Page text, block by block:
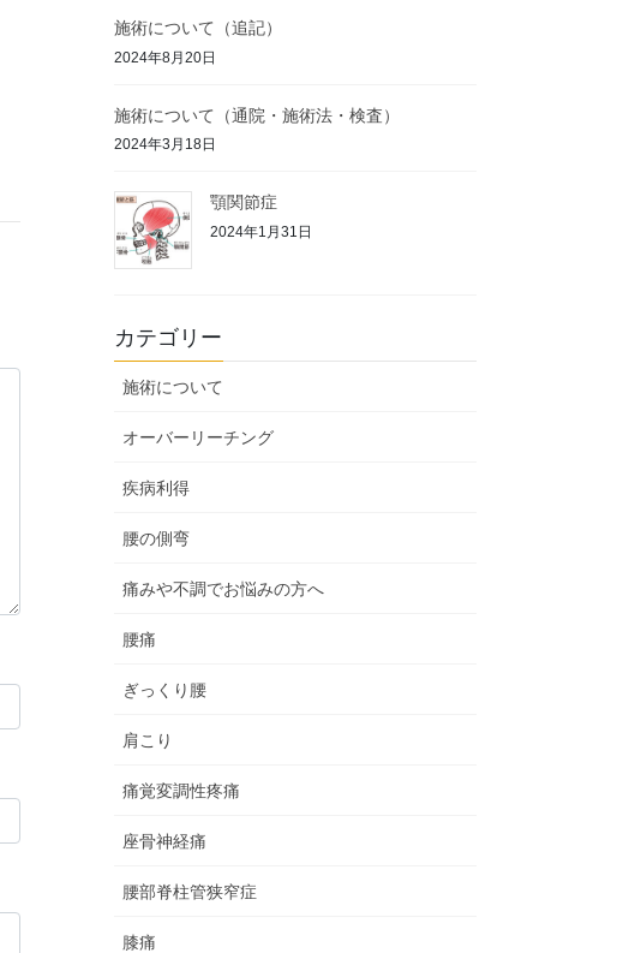
施術について（追記）
2024年8月20日
施術について（通院・施術法・検査）
2024年3月18日
顎関節症
2024年1月31日
カテゴリー
施術について
オーバーリーチング
疾病利得
腰の側弯
痛みや不調でお悩みの方へ
腰痛
ぎっくり腰
肩こり
痛覚変調性疼痛
座骨神経痛
腰部脊柱管狭窄症
膝痛